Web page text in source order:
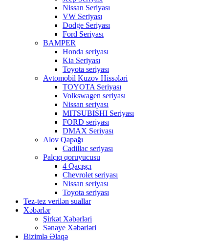
Nissan Seriyası
VW Seriyası
Dodge Seriyası
Ford Seriyası
BAMPER
Honda seriyası
Kia Seriyası
Toyota seriyası
Avtomobil Kuzov Hissələri
TOYOTA Seriyası
Volkswagen seriyası
Nissan seriyası
MITSUBISHI Seriyası
FORD seriyası
DMAX Seriyası
Alov Qapağı
Cadillac seriyası
Palçıq qoruyucusu
4 Qaçışçı
Chevrolet seriyası
Nissan seriyası
Toyota seriyası
Tez-tez verilən suallar
Xəbərlər
Şirkət Xəbərləri
Sənaye Xəbərləri
Bizimlə Əlaqə